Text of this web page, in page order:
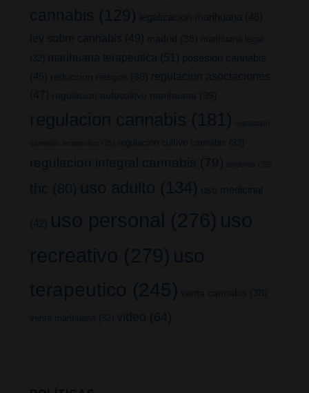
cannabis (129) legalizacion marihuana (46)
ley sobre cannabis (49) madrid (38)
marihuana legal
(32)
marihuana terapeutica (51) posesion cannabis
(45) reduccion riesgos (38)
regulacion asociaciones
(47) regulacion autocultivo marihuana (39)
regulacion cannabis (181) regulacion
cannabis terapeutico (25) regulacion cultivo cannabis (33)
regulacion integral cannabis (79) terpenos (25)
thc (80) uso adulto (134) uso medicinal
(42) uso personal (276) uso
recreativo (279) uso
terapeutico (245) venta cannabis (38)
venta marihuana (32) video (64)